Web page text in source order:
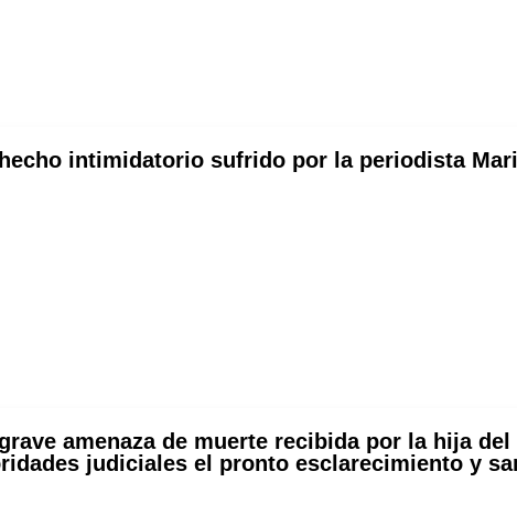
intimidatorio sufrido por la periodista
amenaza de muerte recibida por la hija
judiciales el pronto esclarecimiento y